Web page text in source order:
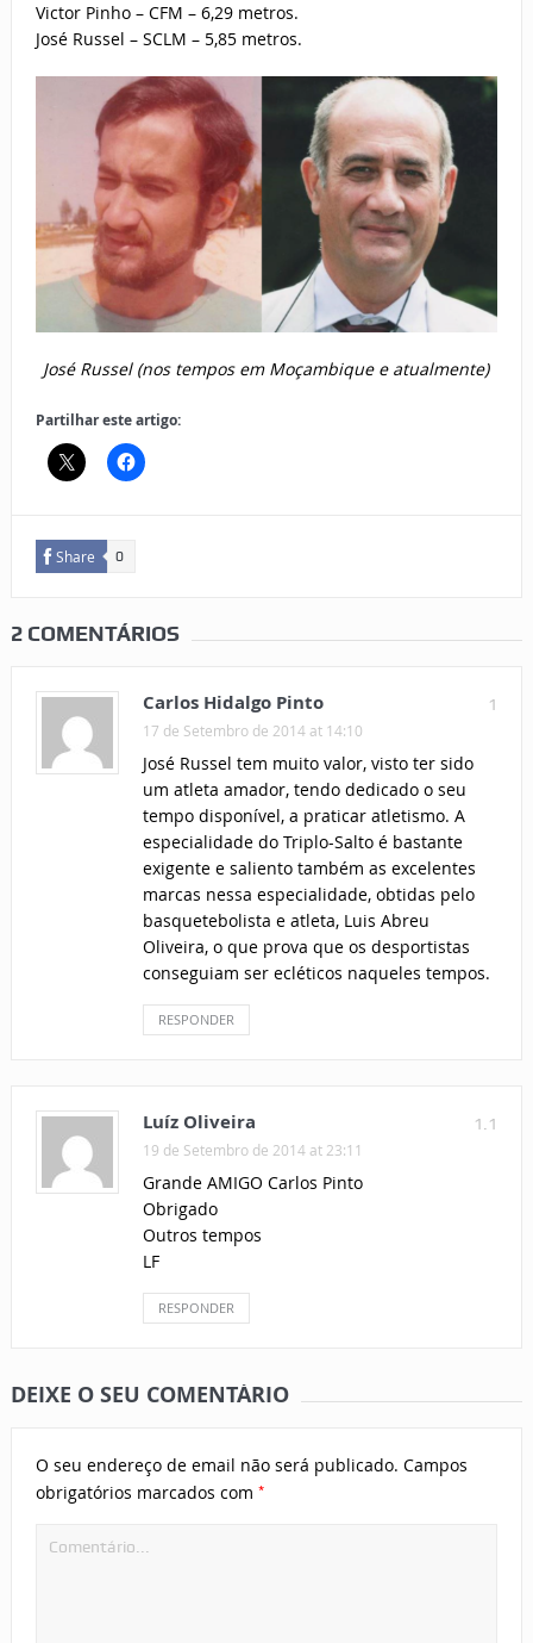
Victor Pinho – CFM – 6,29 metros.
José Russel – SCLM – 5,85 metros.
José Russel (nos tempos em Moçambique e atualmente)
Partilhar este artigo:
Share 0
2 COMENTÁRIOS
1
Carlos Hidalgo Pinto
17 de Setembro de 2014 at 14:10
José Russel tem muito valor, visto ter sido
um atleta amador, tendo dedicado o seu
tempo disponível, a praticar atletismo. A
especialidade do Triplo-Salto é bastante
exigente e saliento também as excelentes
marcas nessa especialidade, obtidas pelo
basquetebolista e atleta, Luis Abreu
Oliveira, o que prova que os desportistas
conseguiam ser ecléticos naqueles tempos.
RESPONDER
1.1
Luíz Oliveira
19 de Setembro de 2014 at 23:11
Grande AMIGO Carlos Pinto
Obrigado
Outros tempos
LF
RESPONDER
DEIXE O SEU COMENTÁRIO
O seu endereço de email não será publicado. Campos
obrigatórios marcados com *